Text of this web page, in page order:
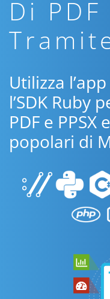
Di PDF
Utilizza
l’SDK Ruby
PDF e
popolari di